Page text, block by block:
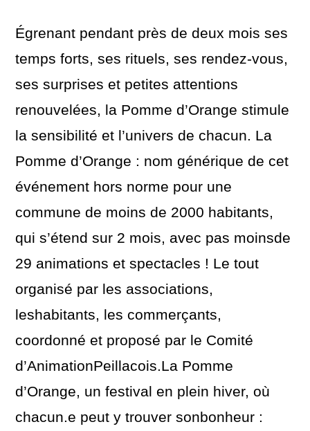
Égrenant pendant près de deux mois ses
temps forts, ses rituels, ses rendez-vous,
ses surprises et petites attentions
renouvelées, la Pomme d’Orange stimule
la sensibilité et l’univers de chacun. La
Pomme d’Orange : nom générique de cet
événement hors norme pour une
commune de moins de 2000 habitants,
qui s’étend sur 2 mois, avec pas moinsde
29 animations et spectacles ! Le tout
organisé par les associations,
leshabitants, les commerçants,
coordonné et proposé par le Comité
d’AnimationPeillacois.La Pomme
d’Orange, un festival en plein hiver, où
chacun.e peut y trouver sonbonheur :